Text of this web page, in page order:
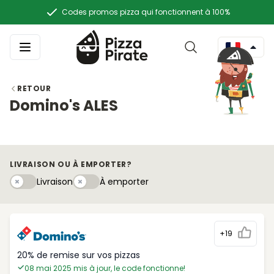
Codes promos pizza qui fonctionnent à 100%
RETOUR
Domino's ALES
LIVRAISON OU À EMPORTER?
LivraisonLivraisonÀ emportery
À emporter
+19
20% de remise sur vos pizzas
08 mai 2025 mis à jour, le code fonctionne!